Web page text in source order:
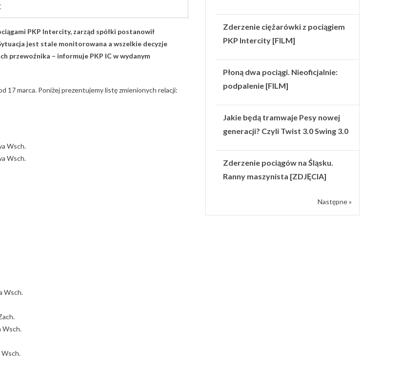
PKP Intercity, zarząd spółki postanowił
jest stale monitorowana a wszelkie decyzje
przewoźnika – informuje PKP IC w wydanym
17 marca. Poniżej prezentujemy listę zmienionych relacji:
Wsch.
Wsch.
Wsch.
Wsch.
Wsch.
Zderzenie ciężarówki z pociągiem
PKP Intercity [FILM]
Płoną dwa pociągi. Nieoficjalnie:
podpalenie [FILM]
Jakie będą tramwaje Pesy nowej
generacji? Czyli Twist 3.0 Swing 3.0
Zderzenie pociągów na Śląsku.
Ranny maszynista [ZDJĘCIA]
Następne »